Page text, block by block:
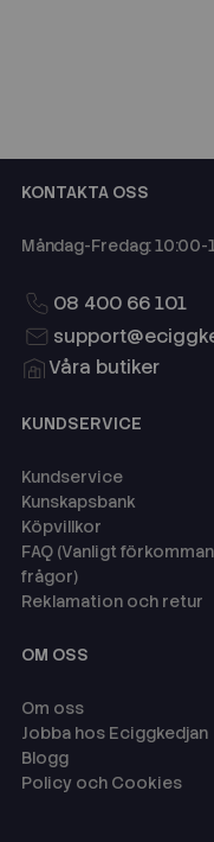
KONTAKTA OSS
Måndag-Fredag: 10:00-
08 400 66 101
Våra butiker
KUNDSERVICE
Kundservice
Kunskapsbank
Köpvillkor
FAQ (Vanligt
frågor)
Reklamation och retur
OM OSS
Om oss
Jobba hos Eciggkedjan
Blogg
Policy och Cookies